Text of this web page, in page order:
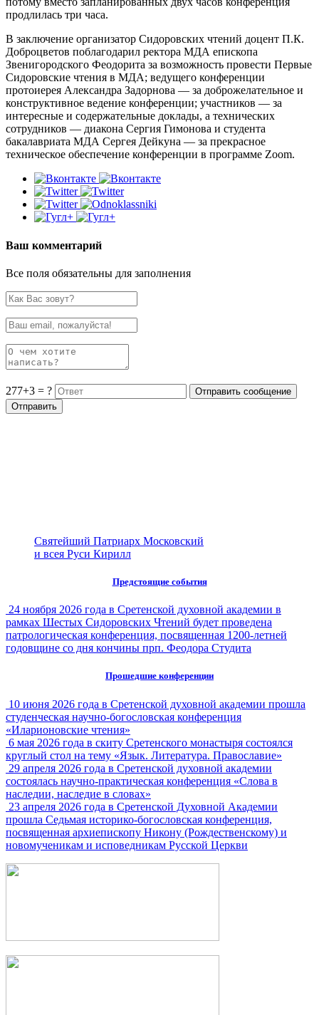
продлилась три часа.
В заключение организатор Сидоровских чтений доцент П.К.
Доброцветов поблагодарил ректора МДА епископа
Звенигородского Феодорита за возможность провести Первые
Сидоровские чтения в МДА; ведущего конференции
протоиерея Александра Задорнова — за доброжелательное и
конструктивное ведение конференции; участников — за
интересные и содержательные доклады, а технических
сотрудников — диакона Сергия Гимонова и студента
бакалавриата МДА Сергея Дейкуна — за прекрасное
техническое обеспечение конференции в программе Zoom.
Ваш комментарий
Все поля обязательны для заполнения
277+3 = ?
Святейший Патриарх Московский
и всея Руси Кирилл
Предстоящие события
24 ноября 2026 года в Сретенской духовной академии в
рамках Шестых Сидоровских Чтений будет проведена
патрологическая конференция, посвященная 1200-летней
годовщине со дня кончины прп. Феодора Студита
Прошедшие конференции
10 июня 2026 года в Сретенской духовной академии прошла
студенческая научно-богословская конференция
«Иларионовские чтения»
6 мая 2026 года в скиту Сретенского монастыря состоялся
круглый стол на тему «Язык. Литература. Православие»
29 апреля 2026 года в Сретенской духовной академии
состоялась научно-практическая конференция «Слова в
наследии, наследие в словах»
23 апреля 2026 года в Сретенской Духовной Академии
прошла Седьмая историко-богословская конференция,
посвященная архиепископу Никону (Рождественскому) и
новомученикам и исповедникам Русской Церкви